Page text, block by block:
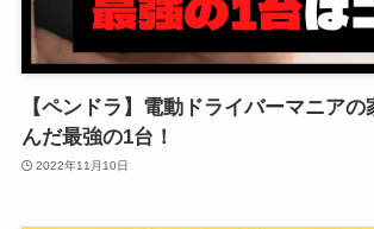
【ペンドラ】電動ドライバーマニア
んだ最強の1台！
2022年11月10日